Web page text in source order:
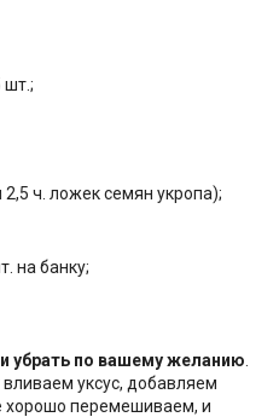
шт.;
ч. ложек семян укропа);
на банку;
убрать по вашему желанию
вливаем уксус, добавляем
хорошо перемешиваем, и